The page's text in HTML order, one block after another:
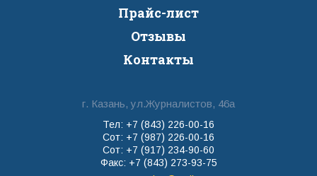
Прайс-лист
Отзывы
Контакты
г. Казань, ул.Журналистов, 46а
Тел: +7 (843) 226-00-16
Сот: +7 (987) 226-00-16
Сот: +7 (917) 234-90-60
Факс: +7 (843) 273-93-75